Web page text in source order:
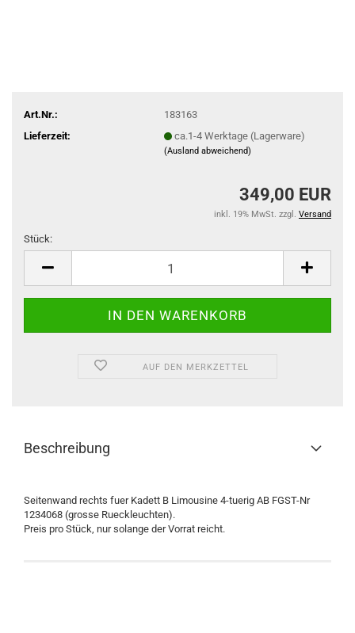
Art.Nr.:
183163
Lieferzeit:
ca.1-4 Werktage (Lagerware)
(Ausland abweichend)
349,00 EUR
inkl. 19% MwSt. zzgl. Versand
Stück:
AUF DEN MERKZETTEL
Beschreibung
Seitenwand rechts fuer Kadett B Limousine 4-tuerig AB FGST-Nr
1234068 (grosse Rueckleuchten).
Preis pro Stück, nur solange der Vorrat reicht.